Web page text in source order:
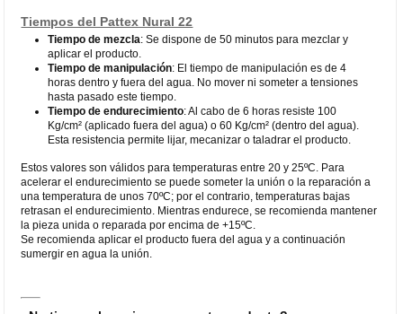
Tiempos del Pattex Nural 22
Tiempo de mezcla: Se dispone de 50 minutos para mezclar y
aplicar el producto.
Tiempo de manipulación: El tiempo de manipulación es de 4
horas dentro y fuera del agua. No mover ni someter a tensiones
hasta pasado este tiempo.
Tiempo de endurecimiento: Al cabo de 6 horas resiste 100
Kg/cm² (aplicado fuera del agua) o 60 Kg/cm² (dentro del agua).
Esta resistencia permite lijar, mecanizar o taladrar el producto.
Estos valores son válidos para temperaturas entre 20 y 25ºC. Para
acelerar el endurecimiento se puede someter la unión o la reparación a
una temperatura de unos 70ºC; por el contrario, temperaturas bajas
retrasan el endurecimiento. Mientras endurece, se recomienda mantener
la pieza unida o reparada por encima de +15ºC.
Se recomienda aplicar el producto fuera del agua y a continuación
sumergir en agua la unión.